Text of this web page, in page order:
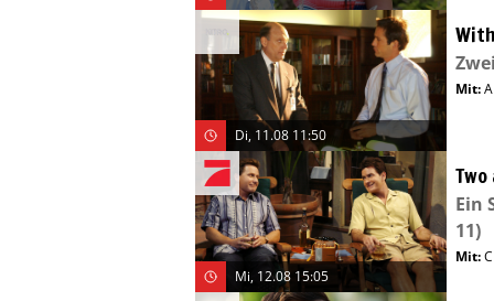
Di, 11.08 11:50
Mit:
Mi, 12.08 15:05
Ein
11)
Mit: